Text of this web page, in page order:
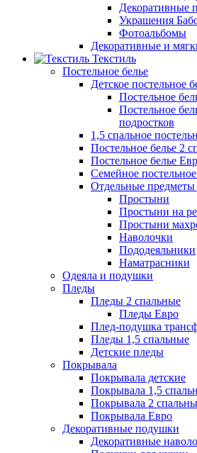
Декоративные
Украшения
Фотоальбомы
Декоративные и
Текстиль
Постельное белье
Детское постельное
Постельное
Постельное
подростков
1,5 спальное
Постельное белье 2
Постельное белье
Семейное постельное
Отдельные предметы
Простыни
Простыни на
Простыни
Наволочки
Пододеяльники
Наматрасники
Одеяла и подушки
Пледы
Пледы 2 спальные
Пледы Евро
Плед-подушка
Пледы 1,5 спальные
Детские пледы
Покрывала
Покрывала детские
Покрывала 1,5
Покрывала 2
Покрывала Евро
Декоративные подушки
Декоративные